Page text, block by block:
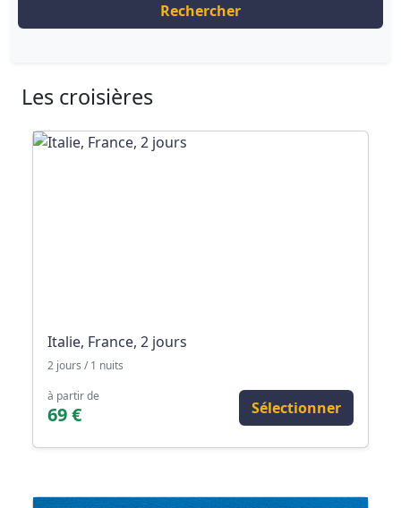
Rechercher
Les croisières
Italie, France, 2 jours
2 jours / 1 nuits
à partir de
69 € Sélectionner